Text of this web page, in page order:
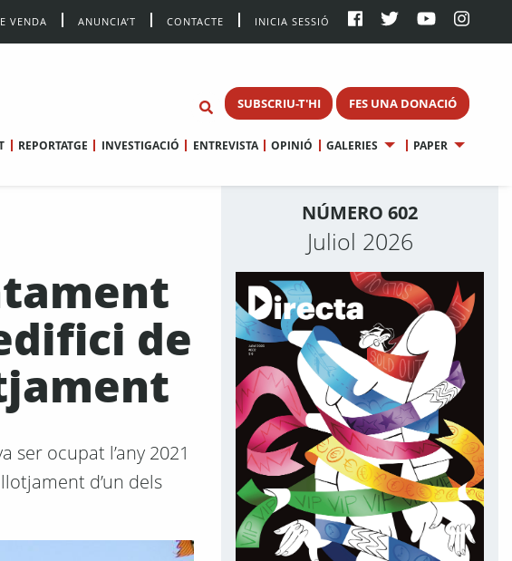
VENDA ANUNCIA’T CONTACTE INICIA SESSIÓ
SUBSCRIU-T'HI FES UNA DONACIÓ
REPORTATGE INVESTIGACIÓ ENTREVISTA OPINIÓ GALERIES PAPER
de
ocupat l’any 2021
d’un dels
NÚMERO 602
Juliol 2026